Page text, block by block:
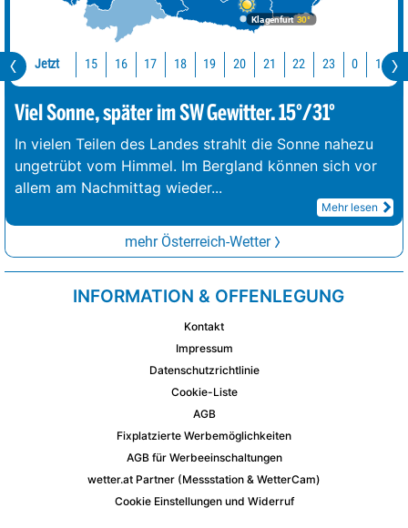
Klagenfurt 30°
Jetzt 15 16 17 18 19 20 21 22 23 0 1
Viel Sonne, später im SW Gewitter. 15°/31°
In vielen Teilen des Landes strahlt die Sonne nahezu
ungetrübt vom Himmel. Im Bergland können sich vor
allem am Nachmittag wieder...
Mehr lesen
mehr Österreich-Wetter
INFORMATION & OFFENLEGUNG
Kontakt
Impressum
Datenschutzrichtlinie
Cookie-Liste
AGB
Fixplatzierte Werbemöglichkeiten
AGB für Werbeeinschaltungen
wetter.at Partner (Messstation & WetterCam)
Cookie Einstellungen und Widerruf